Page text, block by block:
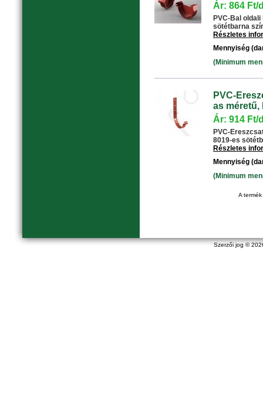
Szerzői jog ©
Ár: 864 Ft/
PVC-Bal
sötétbarna
Részletes
Mennyiség
(Minimum
PVC-
as méretű,
Ár: 914 Ft/
PVC-
8019-es
Részletes
Mennyiség
(Minimum
A